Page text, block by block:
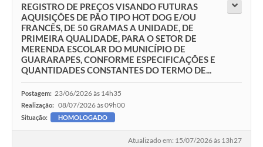
REGISTRO DE PREÇOS VISANDO FUTURAS
AQUISIÇÕES DE PÃO TIPO HOT DOG E/OU
FRANCÊS, DE 50 GRAMAS A UNIDADE, DE
PRIMEIRA QUALIDADE, PARA O SETOR DE
MERENDA ESCOLAR DO MUNICÍPIO DE
GUARARAPES, CONFORME ESPECIFICAÇÕES E
QUANTIDADES CONSTANTES DO TERMO DE...
Postagem: 23/06/2026 às 14h35
Realização: 08/07/2026 às 09h00
Situação: HOMOLOGADO
Atualizado em: 15/07/2026 às 13h27